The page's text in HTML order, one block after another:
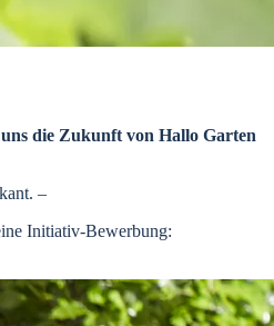
die Zukunft von Hallo Garten
–
Initiativ-Bewerbung: